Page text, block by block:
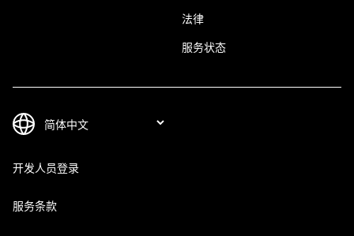
法律
服务状态
开发人员登录
服务条款